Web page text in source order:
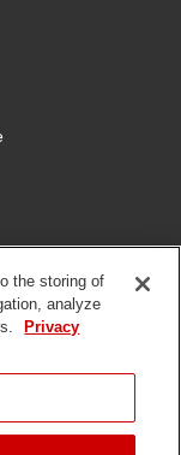
the storing of
analyze
Privacy